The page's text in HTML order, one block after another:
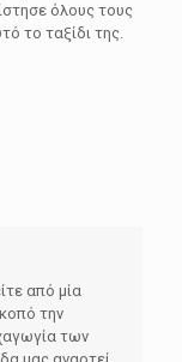
όλους τους
το ταξίδι της.
από μία
την
των